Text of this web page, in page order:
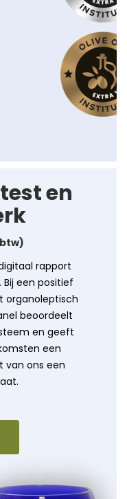
en
rapport
een positief
organoleptisch
beoordeelt
en geeft
een
van ons een